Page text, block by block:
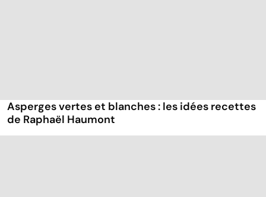
Asperges vertes et blanches : les idées recettes
de Raphaël Haumont